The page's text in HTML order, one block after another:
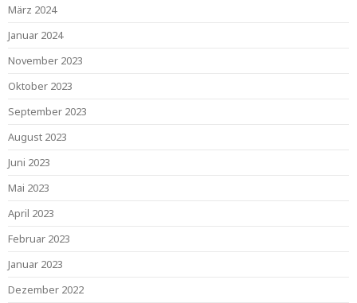
März 2024
Januar 2024
November 2023
Oktober 2023
September 2023
August 2023
Juni 2023
Mai 2023
April 2023
Februar 2023
Januar 2023
Dezember 2022